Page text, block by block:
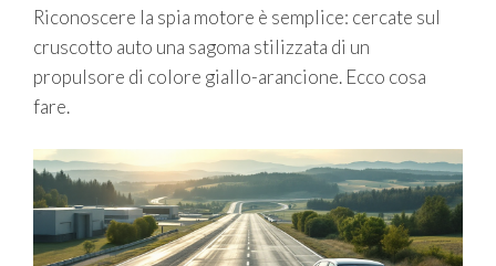
Riconoscere la spia motore è semplice: cercate sul
cruscotto auto una sagoma stilizzata di un
propulsore di colore giallo-arancione. Ecco cosa
fare.